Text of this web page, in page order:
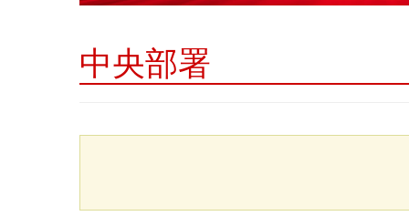
中央部署